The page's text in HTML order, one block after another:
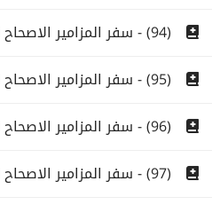
(94) - سفر المزامير الاصحاح الرابع والتسعون
(95) - سفر المزامير الاصحاح الخامس والتسعون
(96) - سفر المزامير الاصحاح السادس والتسعون
(97) - سفر المزامير الاصحاح السابع والتسعون